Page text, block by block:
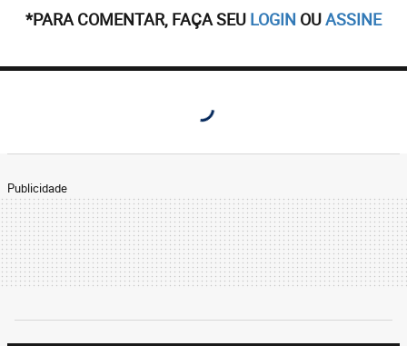
*PARA COMENTAR, FAÇA SEU LOGIN OUASSINE
Publicidade